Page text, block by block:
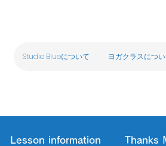
Studio Blueについて ヨガクラスにつ
Lesson information Thanks